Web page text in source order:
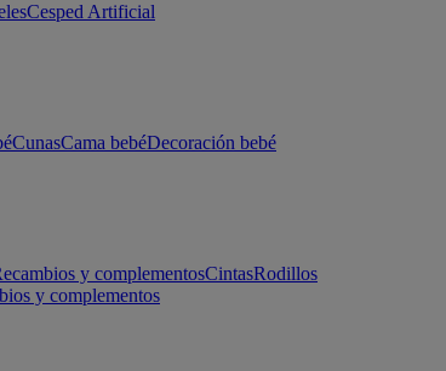
Cesped Artificial
CunasCama bebéDecoración bebé
y complementosCintasRodillos
y complementos